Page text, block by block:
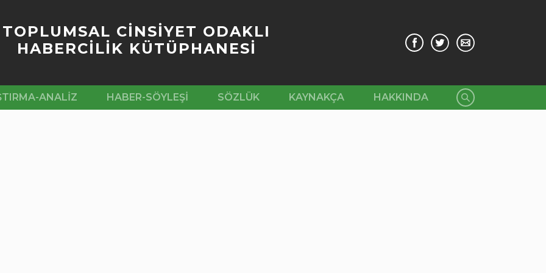
TOPLUMSAL CİNSİYET ODAKLI
HABERCİLİK KÜTÜPHANESİ
ANALIZ HABER-SÖYLEŞI SÖZLÜK KAYNAKÇA HAKKINDA